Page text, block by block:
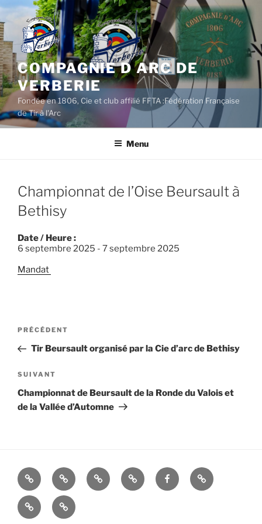
Aller
au
contenu
principal
COMPAGNIE D ARC DE
VERBERIE
Fondée en 1806, Cie et club affilié FFTA :Fédération Française
de Tir à l'Arc
Menu
Championnat de l’Oise Beursault à
Bethisy
Date / Heure :
6 septembre 2025 - 7 septembre 2025
Mandat
Navigation
l’article
Article
précédent
PRÉCÉDENT
Tir Beursault organisé par la Cie d’arc de Bethisy
Article
suivant
SUIVANT
Championnat de Beursault de la Ronde du Valois et
de la Vallée d’Automne
La
Cie
d’Arc
Histoire ALBUMSLIENS
UTILES
FACEBOOKMandats
Nous
contacter
–